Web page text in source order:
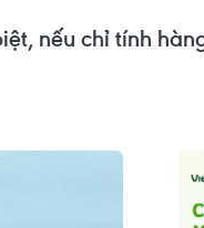
nếu chỉ tính